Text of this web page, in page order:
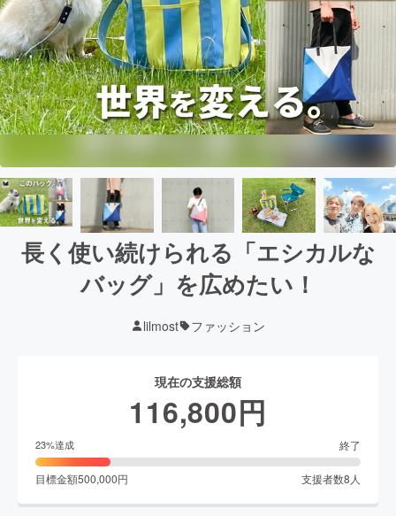
長く使い続けられる「エシカルな
バッグ」を広めたい！
lilmost ファッション
現在の支援総額
116,800円
23%達成 終了
目標金額500,000円 支援者数8 人